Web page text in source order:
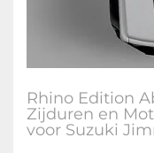
Rhino Edition
Zijduren en
voor Suzuki